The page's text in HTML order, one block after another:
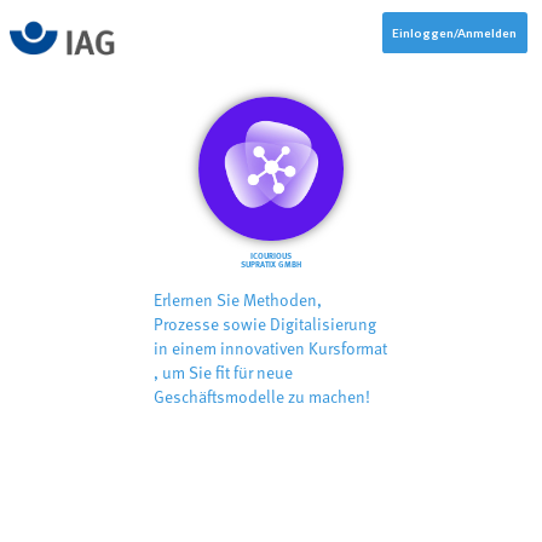
Einloggen/Anmelden
ICOURIOUS
SUPRATIX GMBH
Erlernen Sie Methoden,
Prozesse sowie Digitalisierung
in einem innovativen Kursformat​
, um Sie fit für neue
Geschäftsmodelle zu machen!